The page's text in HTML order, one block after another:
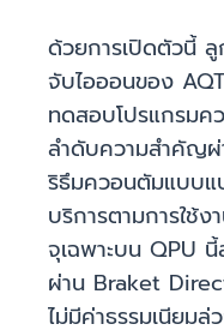
ด้วยการเปิดตัวนี้ ลู
จับไอออนของ
ทดสอบโปรแกรมค
ลำดับความสำคัญผ่
ริธึมควอนตัมแบบ
บริการตามการใช้
จุเฉพาะบน QPU นี้
ผ่าน Braket
ไม่มีค่าธรรมเนียมล่